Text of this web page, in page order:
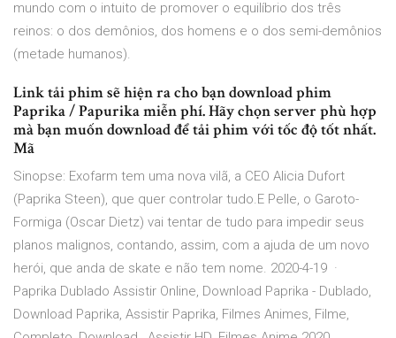
mundo com o intuito de promover o equilíbrio dos três
reinos: o dos demônios, dos homens e o dos semi-demônios
(metade humanos).
Link tải phim sẽ hiện ra cho bạn download phim
Paprika / Papurika miễn phí. Hãy chọn server phù hợp
mà bạn muốn download để tải phim với tốc độ tốt nhất.
Mã
Sinopse: Exofarm tem uma nova vilã, a CEO Alicia Dufort
(Paprika Steen), que quer controlar tudo.E Pelle, o Garoto-
Formiga (Oscar Dietz) vai tentar de tudo para impedir seus
planos malignos, contando, assim, com a ajuda de um novo
herói, que anda de skate e não tem nome. 2020-4-19 ·
Paprika Dublado Assistir Online, Download Paprika - Dublado,
Download Paprika, Assistir Paprika, Filmes Animes, Filme,